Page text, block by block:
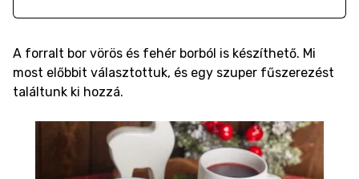
A forralt bor vörös és fehér borból is készíthető. Mi
most előbbit választottuk, és egy szuper fűszerezést
találtunk ki hozzá.